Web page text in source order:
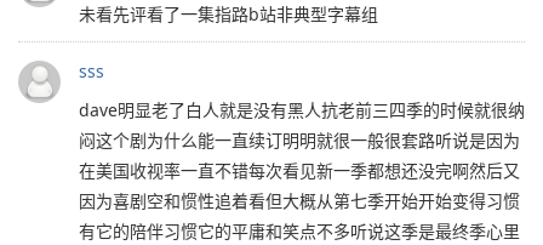
未看先评看了一集指路b站非典型字幕组
sss
dave明显老了白人就是没有黑人抗老前三四季的时候就很纳
闷这个剧为什么能一直续订明明就很一般很套路听说是因为
在美国收视率一直不错每次看见新一季都想还没完啊然后又
因为喜剧空和惯性追着看但大概从第七季开始开始变得习惯
有它的陪伴习惯它的平庸和笑点不多听说这季是最终季心里